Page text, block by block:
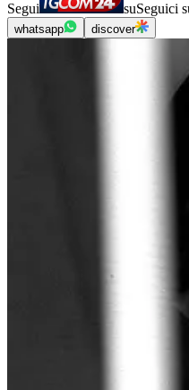
Segui suSeguici
whatsapp discover